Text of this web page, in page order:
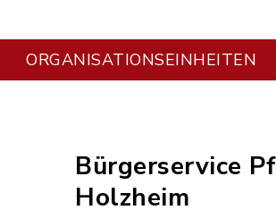
ORGANISATIONS­EINHEITEN
Bürgerservice
Holzheim